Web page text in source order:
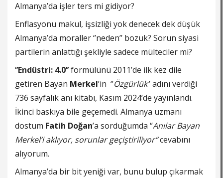
Almanya’da işler ters mi gidiyor?
Enflasyonu makul, işsizliği yok denecek dek düşük
Almanya’da moraller ‘’neden’’ bozuk? Sorun siyasi
partilerin anlattığı şekliyle sadece mülteciler mi?
‘’Endüstri: 4.0’’formülünü 2011’de ilk kez dile
getiren Bayan Merkel’in ‘’Özgürlük‘’ adını verdiği
736 sayfalık anı kitabı, Kasım 2024’de yayınlandı.
İkinci baskıya bile geçemedi. Almanya uzmanı
dostum Fatih Doğan’a sorduğumda ‘’Anılar Bayan
Merkel’i aklıyor, sorunlar geçiştiriliyor‘’cevabını
alıyorum.
Almanya’da bir bit yeniği var, bunu bulup çıkarmak